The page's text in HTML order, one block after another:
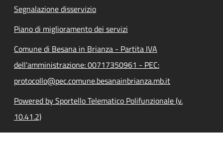
Segnalazione disservizio
Piano di miglioramento dei servizi
Comune di Besana in Brianza - Partita IVA
dell'amministrazione: 00717350961 - PEC:
protocollo@pec.comune.besanainbrianza.mb.it
Powered by Sportello Telematico Polifunzionale (v.
10.41.2)